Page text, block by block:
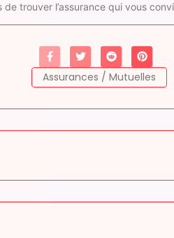
trouver l’assurance qui vous
Assurances / Mutuelles